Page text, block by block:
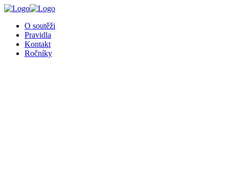
O soutěži
Pravidla
Kontakt
Ročníky